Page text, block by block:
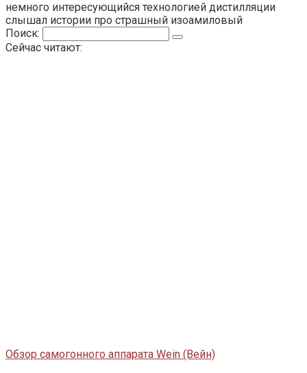
немного интересующийся технологией дистилляции
слышал истории про страшный изоамиловый
Поиск:
Сейчас читают:
Обзор самогонного аппарата Wein (Вейн)